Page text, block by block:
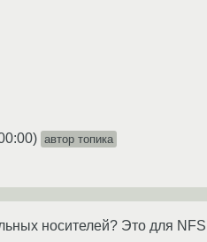
) автор топика
носителей? Это для